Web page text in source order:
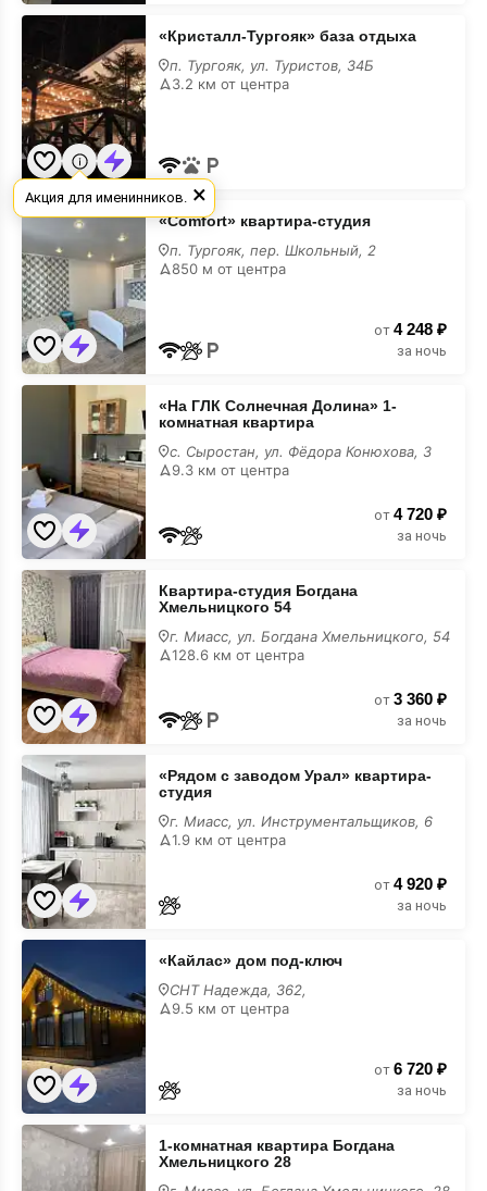
«Кристалл-
база
отдыха
«Кристалл-Тургояк» база отдыха
п. Тургояк, ул. Туристов, 34Б
3.2 км от центра
«Comfort»
квартира-
студия
«Comfort» квартира-студия
п. Тургояк, пер. Школьный, 2
850 м от центра
от 4 248 ₽
за ночь
«На
Солнечная
1-
комнатная
квартира
«На ГЛК Солнечная Долина» 1-
комнатная квартира
с. Сыростан, ул. Фёдора Конюхова, 3
9.3 км от центра
от 4 720 ₽
за ночь
Квартира-
студия
Богдана
Хмельницкого
54
Квартира-студия Богдана
Хмельницкого 54
г. Миасс, ул. Богдана Хмельницкого, 54
128.6 км от центра
от 3 360 ₽
за ночь
«Рядом
с
заводом
Урал»
квартира-
студия
«Рядом с заводом Урал» квартира-
студия
г. Миасс, ул. Инструментальщиков, 6
1.9 км от центра
от 4 920 ₽
за ночь
«Кайлас»
дом
под-
ключ
«Кайлас» дом под-ключ
СНТ Надежда, 362,
9.5 км от центра
от 6 720 ₽
за ночь
1-
комнатная
квартира
Богдана
1-комнатная квартира Богдана
Хмельницкого 28
×
Акция для именинников.